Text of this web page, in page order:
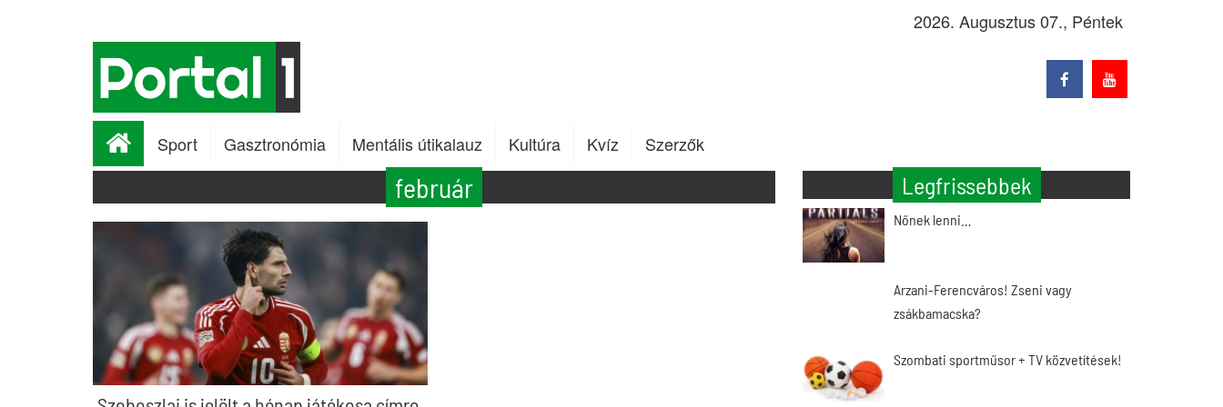
2026. Augusztus 07., Péntek
Sport Gasztronómia Mentális útikalauz Kultúra Kvíz Szerzők
február Legfrissebbek
Nőnek lenni…
Arzani-Ferencváros! Zseni vagy
zsákbamacska?
Szombati sportműsor + TV közvetítések!